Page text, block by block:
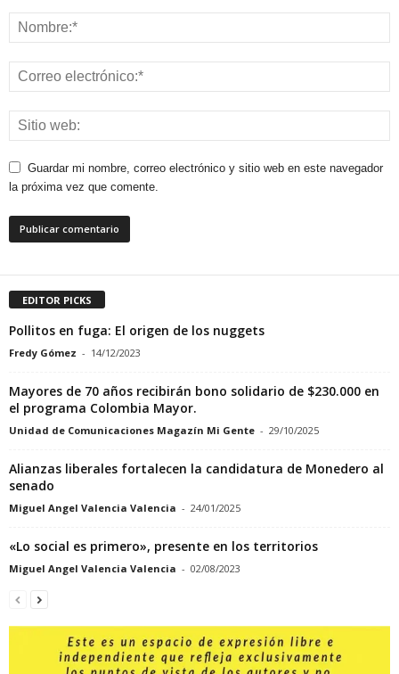
Guardar mi nombre, correo electrónico y sitio web en este navegador
la próxima vez que comente.
EDITOR PICKS
Pollitos en fuga: El origen de los nuggets
Fredy Gómez - 14/12/2023
Mayores de 70 años recibirán bono solidario de $230.000 en
el programa Colombia Mayor.
Unidad de Comunicaciones Magazín Mi Gente - 29/10/2025
Alianzas liberales fortalecen la candidatura de Monedero al
senado
Miguel Angel Valencia Valencia - 24/01/2025
«Lo social es primero», presente en los territorios
Miguel Angel Valencia Valencia - 02/08/2023